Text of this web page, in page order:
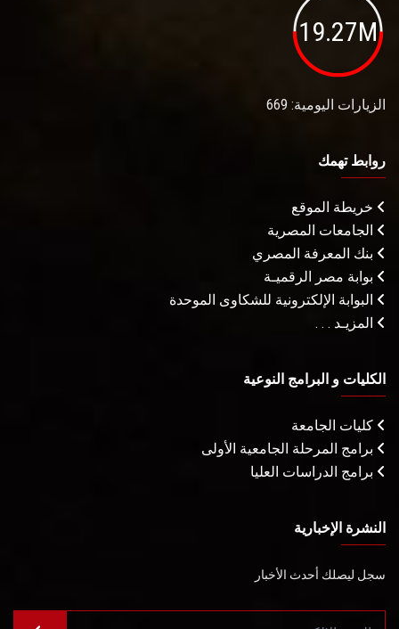
19.27M
الزيارات اليومية: 669
روابط تهمك
خريطة الموقع
الجامعات المصرية
بنك المعرفة المصري
بوابة مصر الرقميـة
البوابة الإلكترونية للشكاوى الموحدة
المزيـد . . .
الكليات و البرامج النوعية
كليات الجامعة
برامج المرحلة الجامعية الأولى
برامج الدراسات العليا
النشرة الإخبارية
سجل ليصلك أحدث الأخبار